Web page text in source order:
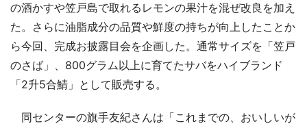
の酒かすや笠戸島で取れるレモンの果汁を混ぜ改良を加え
た。さらに油脂成分の品質や鮮度の持ちが向上したことか
ら今回、完成お披露目会を企画した。通常サイズを「笠戸
のさば」、800グラム以上に育てたサバをハイブランド
「2升5合鯖」として販売する。
同センターの旗手友紀さんは「これまでの、おいしいが